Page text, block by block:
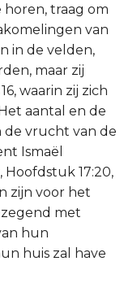
horen, traag om
van
in de velden,
maar zij
waarin zij zich
aantal en de
de vrucht van de
Ismaël
Hoofdstuk 17:20,
zijn voor het
met
hun
huis zal have